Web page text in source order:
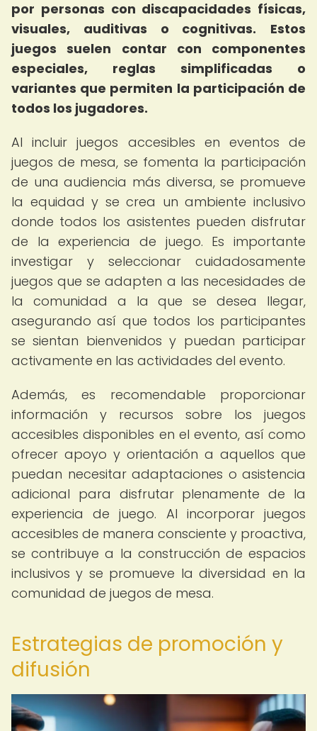
por personas con discapacidades físicas,
visuales, auditivas o cognitivas.
Estos
juegos suelen contar con componentes
especiales, reglas simplificadas o
variantes que permiten la participación de
todos los jugadores.
Al incluir juegos accesibles en eventos de
juegos de mesa, se fomenta la participación
de una audiencia más diversa, se promueve
la equidad y se crea un ambiente inclusivo
donde todos los asistentes pueden disfrutar
de la experiencia de juego. Es importante
investigar y seleccionar cuidadosamente
juegos que se adapten a las necesidades de
la comunidad a la que se desea llegar,
asegurando así que todos los participantes
se sientan bienvenidos y puedan participar
activamente en las actividades del evento.
Además, es recomendable proporcionar
información y recursos sobre los juegos
accesibles disponibles en el evento, así como
ofrecer apoyo y orientación a aquellos que
puedan necesitar adaptaciones o asistencia
adicional para disfrutar plenamente de la
experiencia de juego. Al incorporar juegos
accesibles de manera consciente y proactiva,
se contribuye a la construcción de espacios
inclusivos y se promueve la diversidad en la
comunidad de juegos de mesa.
Estrategias de promoción y
difusión